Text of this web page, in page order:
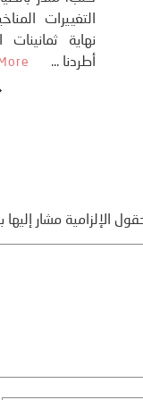
الإلزامية مشار إليها